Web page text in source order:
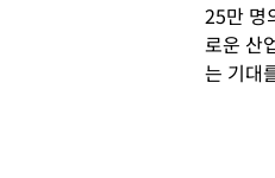
25만 명
로운 산
는 기대